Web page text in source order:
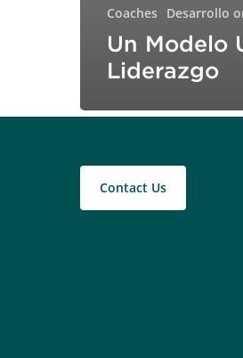
Coaches Desarrollo
Un Modelo
Liderazgo
Contact Us